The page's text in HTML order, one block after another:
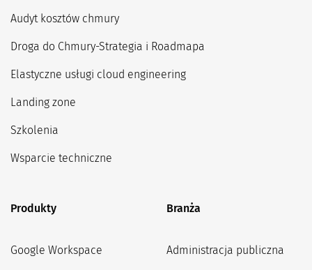
Audyt kosztów chmury
Droga do Chmury-Strategia i Roadmapa
Elastyczne usługi cloud engineering
Landing zone
Szkolenia
Wsparcie techniczne
Produkty
Google Workspace
Branża
Administracja publiczna